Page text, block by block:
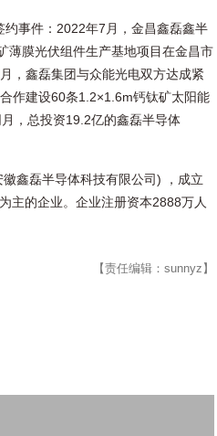
事件：2022年7月，金昌鑫磊鑫半
薄膜光伏组件生产基地项目在金昌市
，鑫磊集团与众能光电双方达成紧
作建设60条1.2×1.6m钙钛矿太阳能
，总投资19.2亿的鑫磊半导体
鑫磊半导体科技有限公司) ，成立
主的企业。企业注册资本2888万人
【责任编辑：sunnyz】